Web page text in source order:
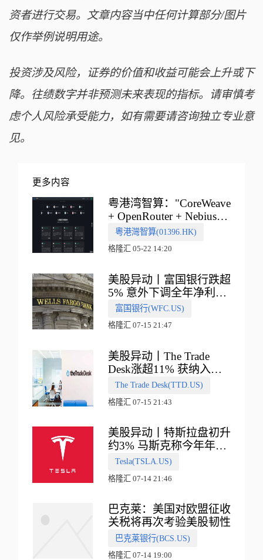
资者进行交易。文章内容当中任何计算部分/图片
仅作举例说明用途。
投资涉及风险，证券的价值和收益可能会上升或下
降。往绩数字并非预测未来表现的指标。请审慎考
虑个人风险承受能力，如有需要请咨询独立专业意
见。
更多内容
粤港湾智算："CoreWeave
+ OpenRouter + Nebius"
多向融合的中国智算新范
式
粵港灣智算(01396.HK)
格隆汇 05-22 14:20
美股异动丨富国银行跌超
5% 意外下调全年净利息
收入指引
富国银行(WFC.US)
格隆汇 07-15 21:47
美股异动丨The Trade
Desk涨超11% 获纳入标
普500指数
The Trade Desk(TTD.US)
格隆汇 07-15 21:43
美股异动丨特斯拉盘初升
约3% 马斯克称今年年底
会有‘史诗级震撼’的演示
Tesla(TSLA.US)
格隆汇 07-14 21:46
巴克莱：美国对欧盟征收
关税将再次考验美股韧性
巴克莱银行(BCS.US)
格隆汇 07-14 19:00